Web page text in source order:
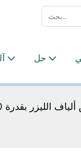
حل
الليزر بقدرة 100 وات